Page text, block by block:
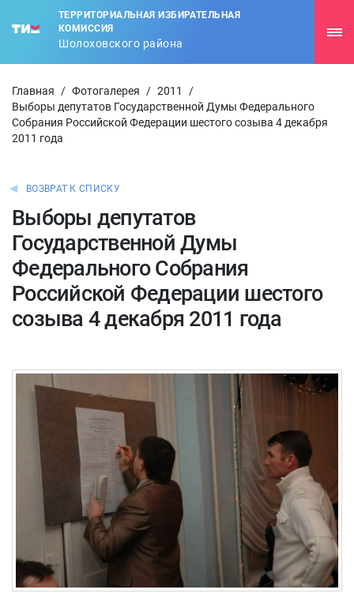
ТЕРРИТОРИАЛЬНАЯ ИЗБИРАТЕЛЬНАЯ
КОМИССИЯ
Шолоховского района
Главная / Фотогалерея / 2011
/
Выборы депутатов Государственной Думы Федерального
Собрания Российской Федерации шестого созыва 4 декабря
2011 года
ВОЗВРАТ К СПИСКУ
Выборы депутатов
Государственной Думы
Федерального Собрания
Российской Федерации шестого
созыва 4 декабря 2011 года